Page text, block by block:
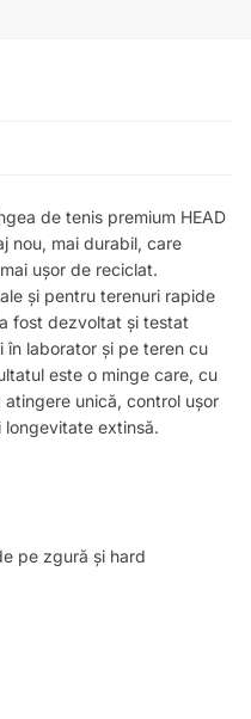
de tenis premium HEAD
nou, mai durabil, care
ușor de reciclat.
și pentru terenuri rapide
fost dezvoltat și testat
în laborator și pe teren cu
este o minge care, cu
unică, control ușor
extinsă.
pe zgură și hard